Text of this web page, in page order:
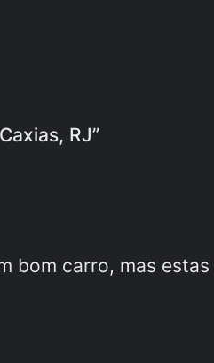
RJ”
bom carro, mas